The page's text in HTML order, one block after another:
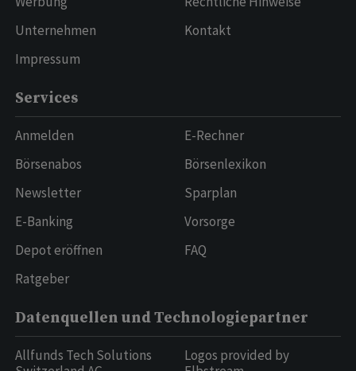
Unternehmen
Impressum
Kontakt
Services
Anmelden
Börsenabos
Newsletter
E-Banking
Depot eröffnen
Ratgeber
E-Rechner
Börsenlexikon
Sparplan
Vorsorge
FAQ
Datenquellen und Technologiepartner
Allfunds Tech Solutions
Logos provided by